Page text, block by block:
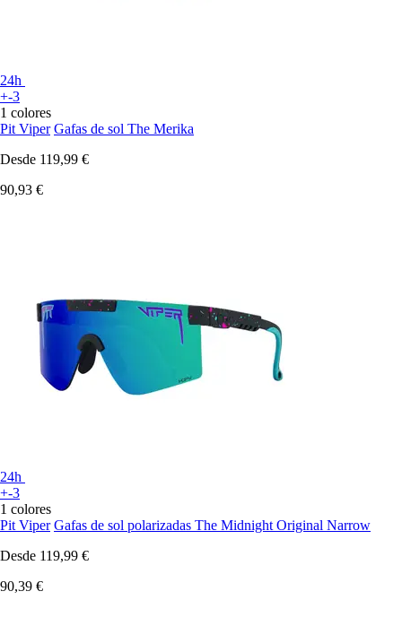
24h
+-3
1 colores
Pit Viper Gafas de sol The Merika
Desde 119,99 €
90,93 €
24h
+-3
1 colores
Pit Viper Gafas de sol polarizadas The Midnight Original Narrow
Desde 119,99 €
90,39 €